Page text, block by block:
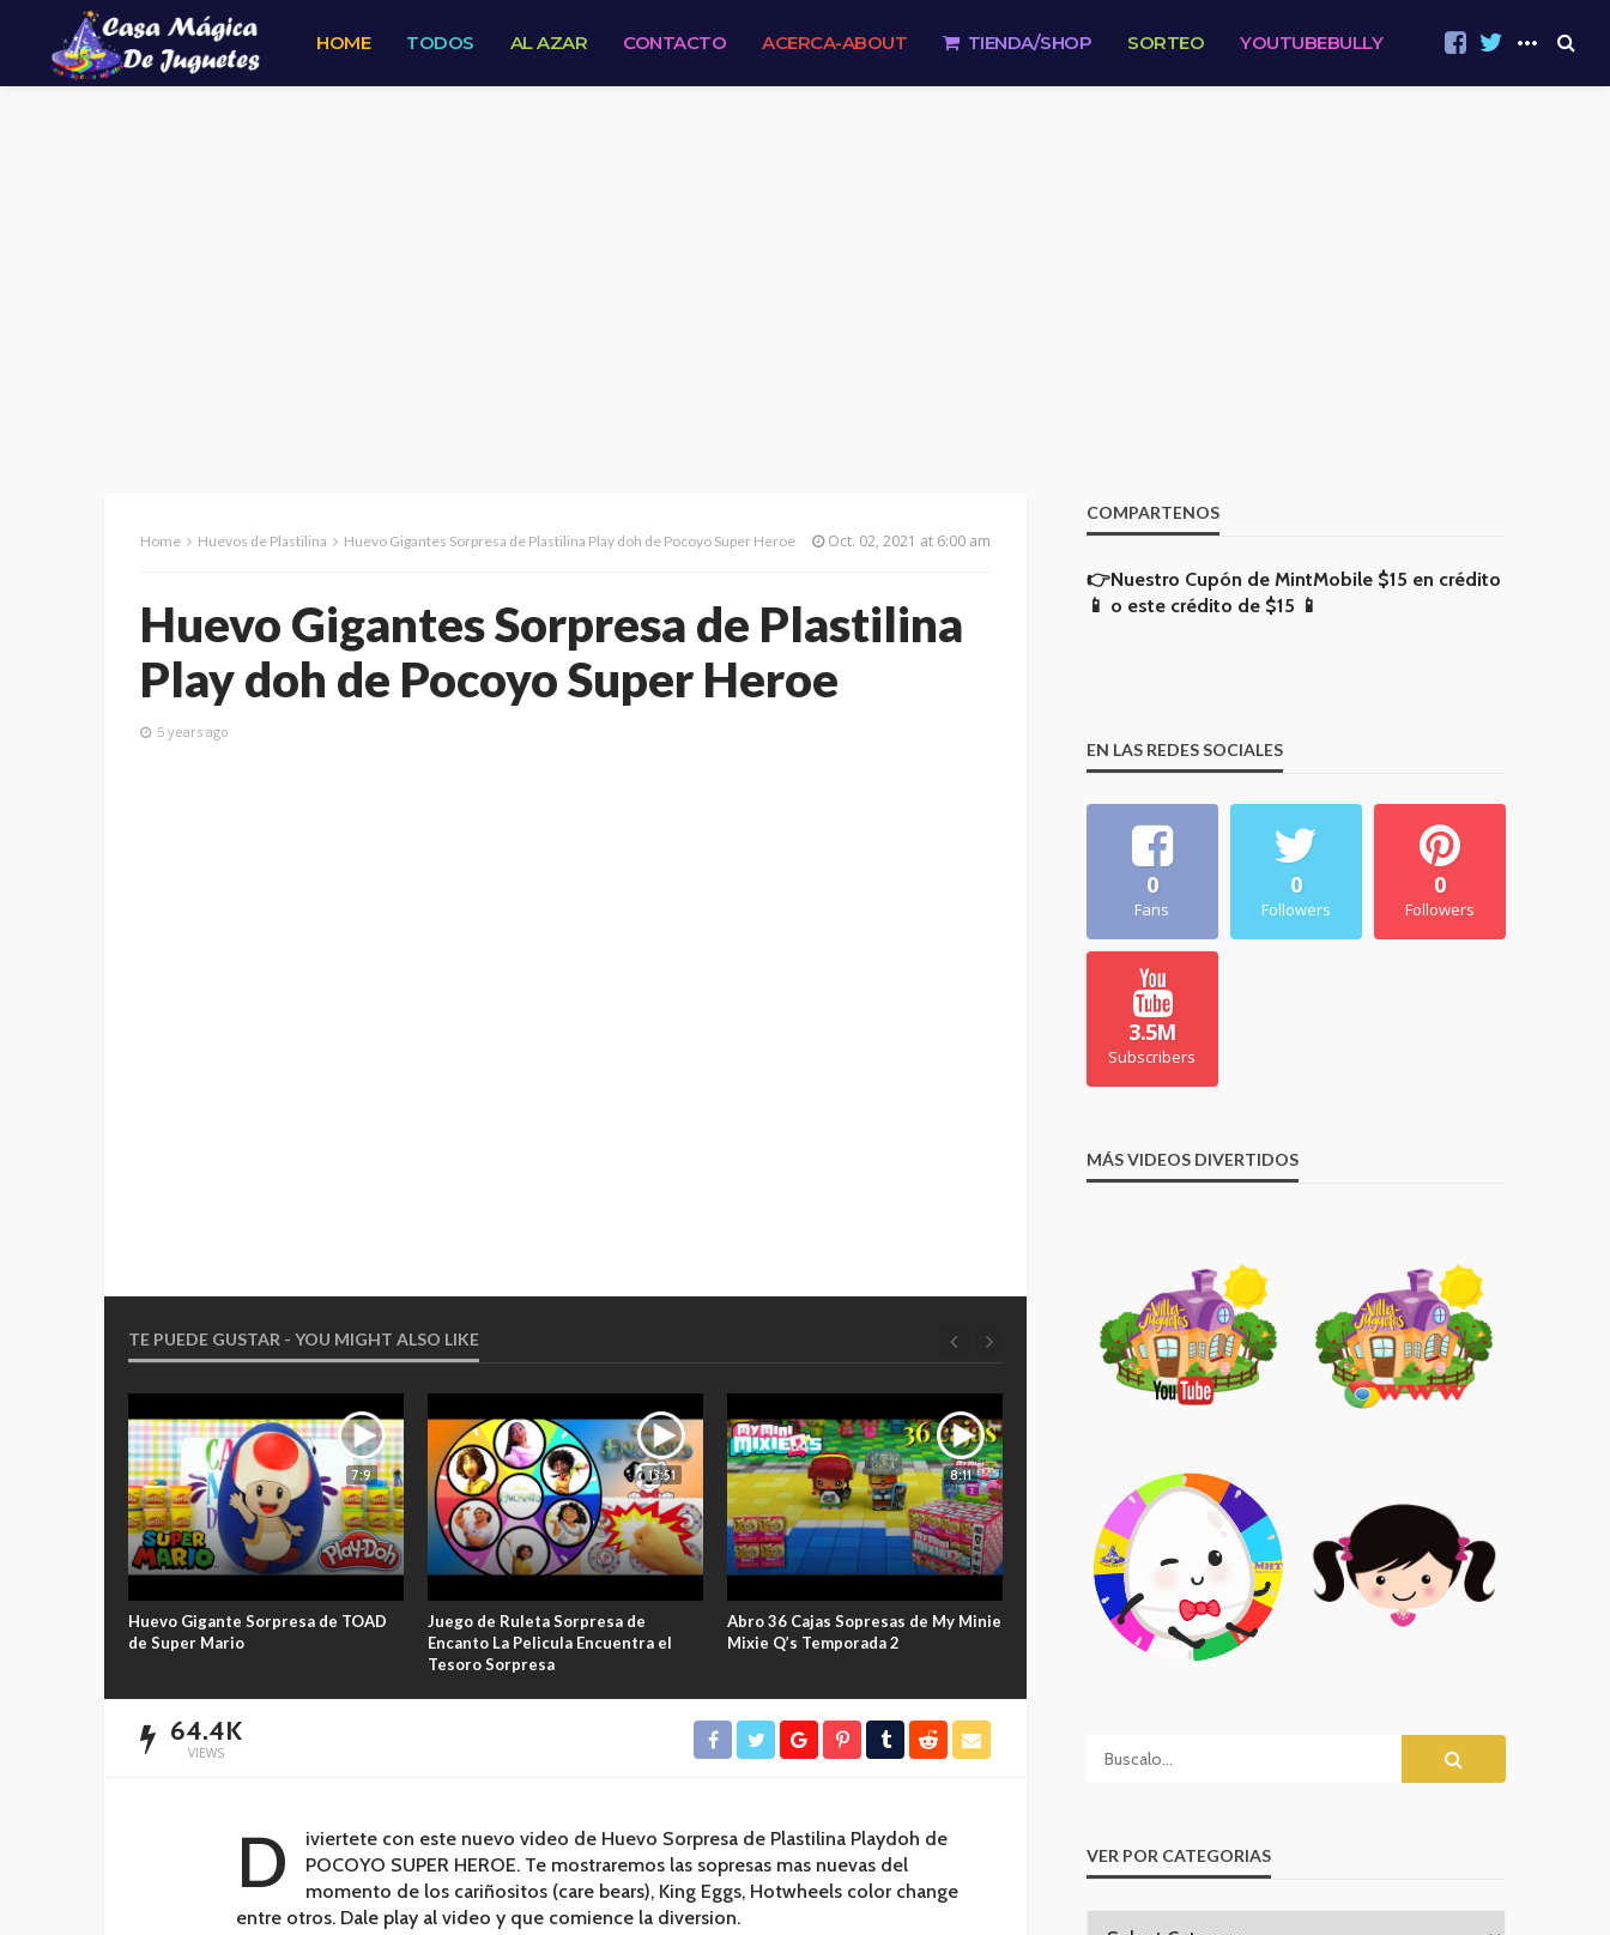
HOME TODOS AL AZAR CONTACTO ACERCA-ABOUT TIENDA/SHOP SORTEO YOUTUBEBULLY
Home Huevos de Plastilina Huevo Gigantes Sorpresa de Plastilina Play doh de Pocoyo Super Heroe Oct. 02, 2021 at 6:00 am
Huevo Gigantes Sorpresa de Plastilina
Play doh de Pocoyo Super Heroe
5 years ago
TE PUEDE GUSTAR - YOU MIGHT ALSO LIKE
7:9
Huevo Gigante Sorpresa de TOAD
de Super Mario
13:51
Juego de Ruleta Sorpresa de
Encanto La Pelicula Encuentra el
Tesoro Sorpresa
8:11
Abro 36 Cajas Sopresas de My Minie
Mixie Q’s Temporada 2
Nivel BOSS en la Cabeza Corredora
Completo el Juego
Huevo Gigante Sorpresa de ANA de
la Pelicula Frozen de Plastilina
64.4K
VIEWS
D
iviertete con este nuevo video de Huevo Sorpresa de Plastilina Playdoh de
POCOYO SUPER HEROE. Te mostraremos las sopresas mas nuevas del
momento de los cariñositos (care bears), King Eggs, Hotwheels color change
entre otros. Dale play al video y que comience la diversion.
COMPARTENOS
👉Nuestro Cupón de MintMobile $15 en crédito
📱 o este crédito de $15 📱
EN LAS REDES SOCIALES
0
Fans
0
Followers
0
Followers
3.5M
Subscribers
MÁS VIDEOS DIVERTIDOS
VER POR CATEGORIAS